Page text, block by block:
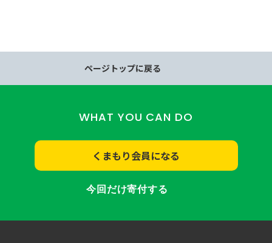
ページトップに戻る
WHAT YOU CAN DO
くまもり会員になる
今回だけ寄付する